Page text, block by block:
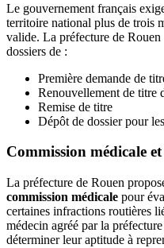
Le gouvernement français
territoire national plus de trois
valide. La préfecture de
dossiers de :
Première demande de
Renouvellement de titre
Remise de titre
Dépôt de dossier pour
Commission médicale
La préfecture de Rouen
commission médicale pour
certaines infractions routières
médecin agréé par la
déterminer leur aptitude à